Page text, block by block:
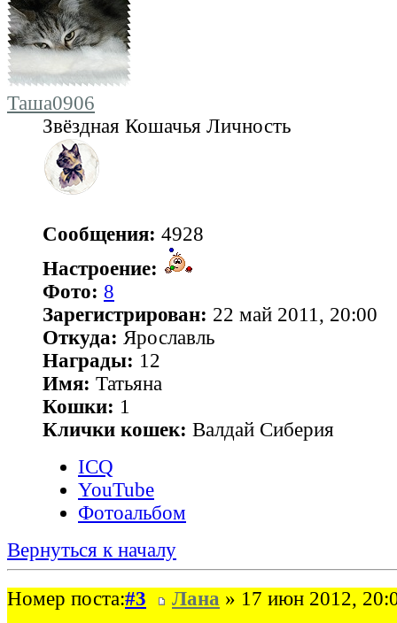
Таша0906
Звёздная Кошачья Личность
Сообщения: 4928
Настроение:
Фото: 8
Зарегистрирован: 22 май 2011, 20:00
Откуда: Ярославль
Награды: 12
Имя: Татьяна
Кошки: 1
Клички кошек: Валдай Сиберия
ICQ
YouTube
Фотоальбом
Вернуться к началу
Номер поста:#3 Лана » 17 июн 2012,